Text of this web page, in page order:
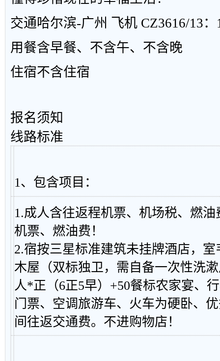
交通哈尔滨-广州 飞机 CZ3616/13：
用餐含早餐、不含午、不含晚
住宿不含住宿
报名须知
线路标准
1、包含项目：
1.成人含往返程机票、机场税、燃
机票、燃油费！
2.宿按三星标准建筑未挂牌酒店，
木屋（双标独卫，需自备一次性洗
人*正（6正5早）+50餐标农家宴、
门票、空调旅游车、火车为硬卧、
间往返交通费。不进购物店！